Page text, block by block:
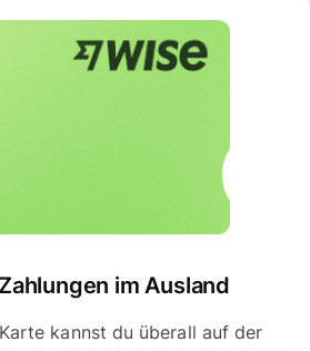
im Ausland
kannst du überall auf der